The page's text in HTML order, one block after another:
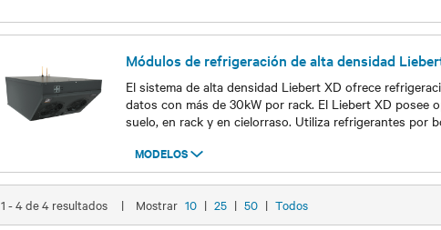
Módulos de refrigeración de alta densidad
El sistema de alta densidad Liebert XD ofrece
datos con más de 30kW por rack. El Liebert XD posee
suelo, en rack y en cielorraso. Utiliza refrigerantes por
MODELOS
Modelos
1 - 4 de 4 resultados | Mostrar 10 | 25 | 50 | Todos